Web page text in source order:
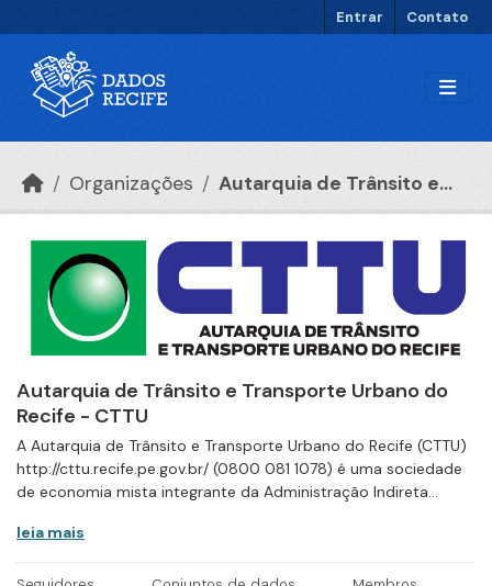
Entrar Contato
Organizações Autarquia de Trânsito e...
Autarquia de Trânsito e Transporte Urbano do
Recife - CTTU
A Autarquia de Trânsito e Transporte Urbano do Recife (CTTU)
http://cttu.recife.pe.gov.br/ (0800 081 1078) é uma sociedade
de economia mista integrante da Administração Indireta...
leia mais